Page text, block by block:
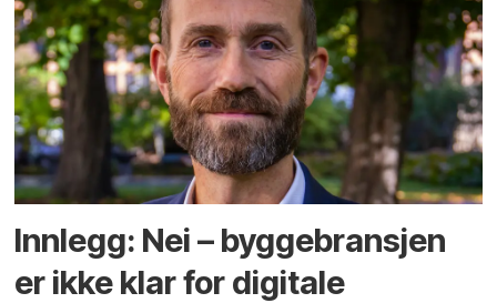
Innlegg: Nei – byggebransjen
er ikke klar for digitale